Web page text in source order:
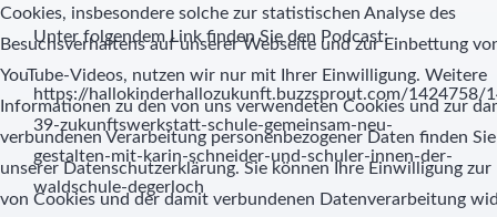
Unter folgendem Link finden Sie den Podcast:
https://hallokinderhallozukunft.buzzsprout.com/1424758/
39-zukunftswerkstatt-schule-gemeinsam-neu-
gestalten-mit-karin-schneider-und-schuler-innen-der-
waldschule-degerloch
Cookies, insbesondere solche zur statistischen Analyse des
Besuchsverhaltens auf unserer Webseite und zur Einbettung
YouTube-Videos, nutzen wir nur mit Ihrer Einwilligung. Weitere
Informationen zu den von uns verwendeten Cookies und zur
verbundenen Verarbeitung personenbezogener Daten finden
unserer Datenschutzerklärung. Sie können Ihre Einwilligung zur
von Cookies und der damit verbundenen Datenverarbeitung
Elternbeirat
SMV
Freunde